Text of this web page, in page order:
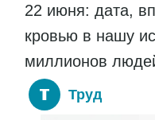
22 июня: дата,
кровью в нашу
миллионов
Труд